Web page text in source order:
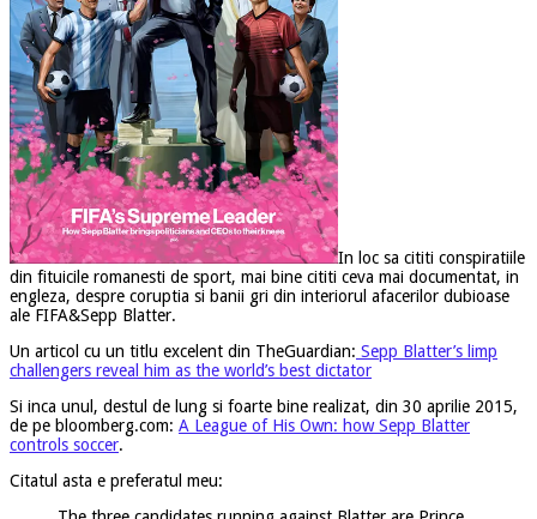
In loc sa cititi conspiratiile
din fituicile romanesti de sport, mai bine cititi ceva mai documentat, in
engleza, despre coruptia si banii gri din interiorul afacerilor dubioase
ale FIFA&Sepp Blatter.
Un articol cu un titlu excelent din TheGuardian: Sepp Blatter’s limp
challengers reveal him as the world’s best dictator
Si inca unul, destul de lung si foarte bine realizat, din 30 aprilie 2015,
de pe bloomberg.com: A League of His Own: how Sepp Blatter
controls soccer.
Citatul asta e preferatul meu: